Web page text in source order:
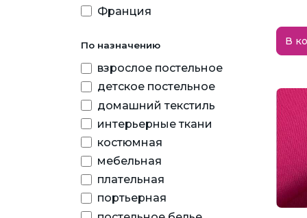
Франция
По назначению
взрослое постельное
детское постельное
домашний текстиль
интерьерные ткани
костюмная
мебельная
плательная
портьерная
В